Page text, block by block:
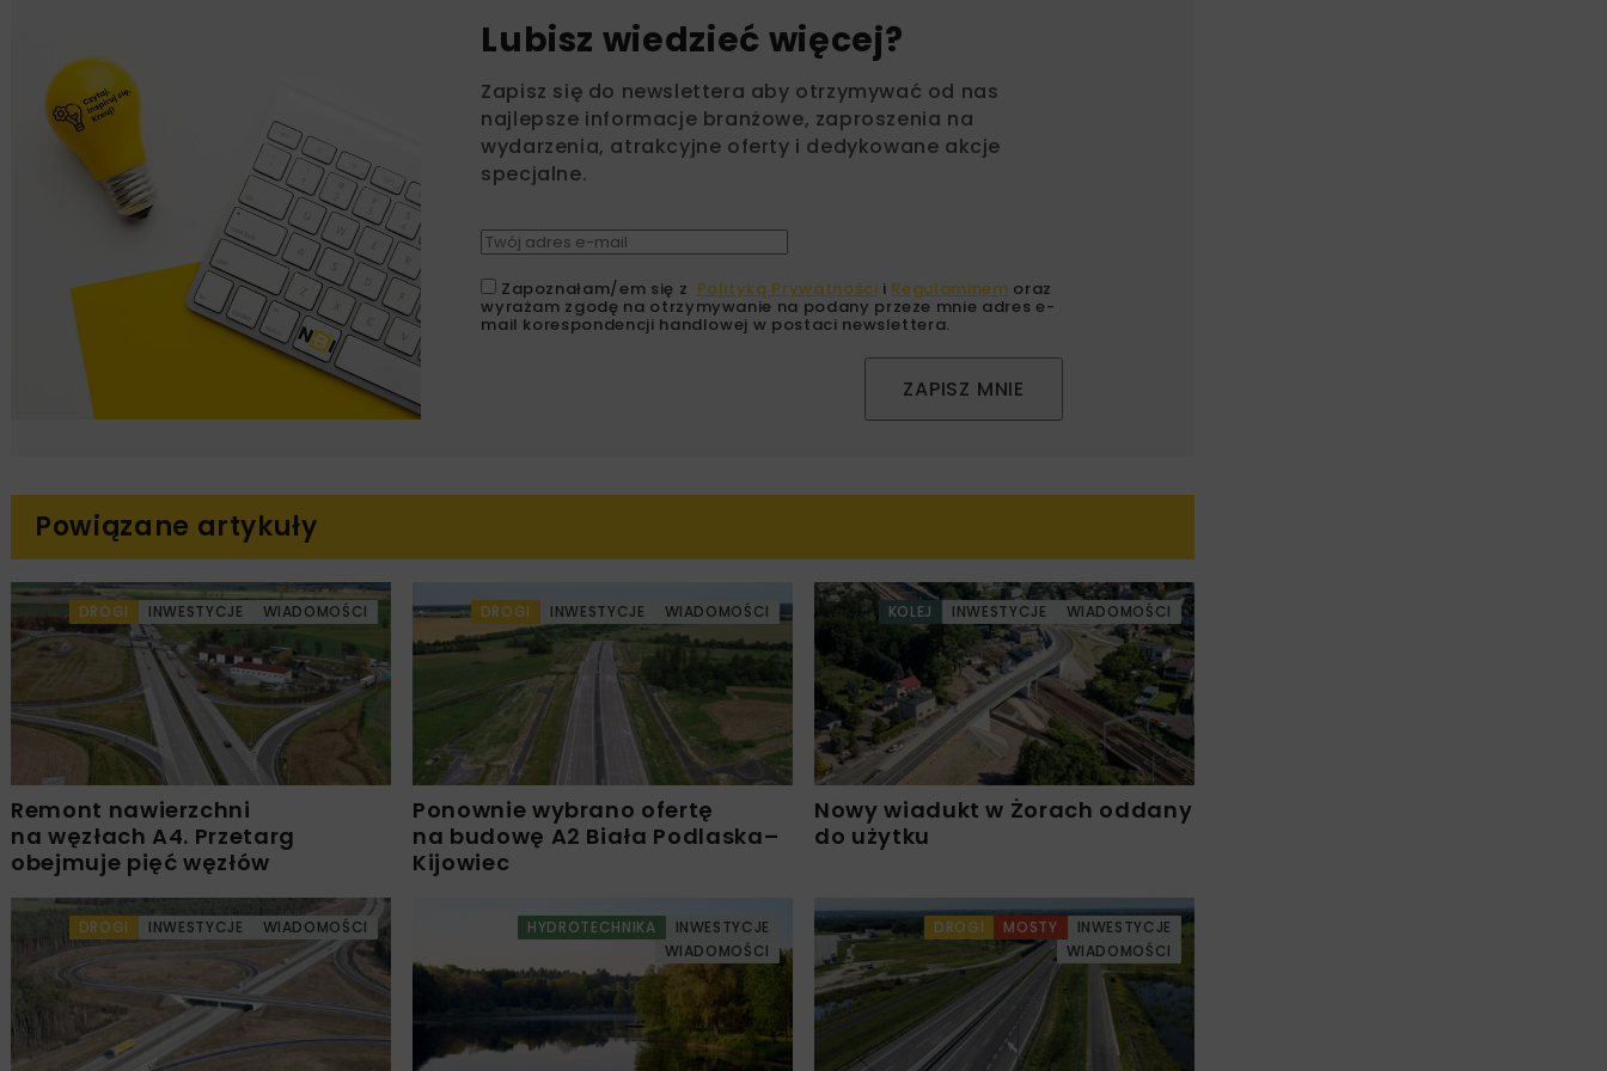
Lubisz wiedzieć więcej?
Zapisz się do newslettera aby otrzymywać od nas
najlepsze informacje branżowe, zaproszenia na
wydarzenia, atrakcyjne oferty i dedykowane akcje
specjalne.
Zapoznałam/em się z Polityką Prywatności i Regulaminem oraz
wyrażam zgodę na otrzymywanie na podany przeze mnie adres e-
mail korespondencji handlowej w postaci newslettera.
ZAPISZ MNIE
Powiązane artykuły
DROGI INWESTYCJE WIADOMOŚCI
Remont nawierzchni
na węzłach A4. Przetarg
obejmuje pięć węzłów
DROGI INWESTYCJE WIADOMOŚCI
Ponownie wybrano ofertę
na budowę A2 Biała Podlaska–
Kijowiec
KOLEJ INWESTYCJE WIADOMOŚCI
Nowy wiadukt w Żorach oddany
do użytku
DROGI INWESTYCJE WIADOMOŚCI HYDROTECHNIKA
INWESTYCJE
WIADOMOŚCI
DROGI MOSTY
INWESTYCJE
WIADOMOŚCI